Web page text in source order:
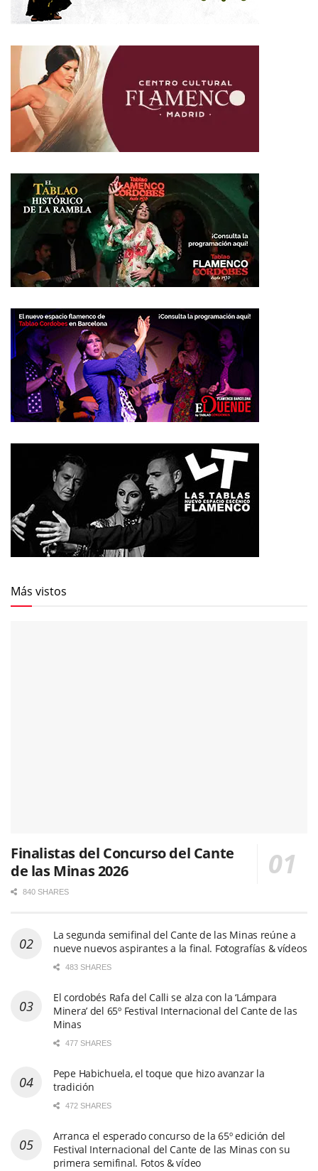
Más vistos
Finalistas del Concurso del Cante
de las Minas 2026
840 SHARES
La segunda semifinal del Cante de las Minas reúne a
nueve nuevos aspirantes a la final. Fotografías & vídeos
483 SHARES
El cordobés Rafa del Calli se alza con la ‘Lámpara
Minera’ del 65º Festival Internacional del Cante de las
Minas
477 SHARES
Pepe Habichuela, el toque que hizo avanzar la
tradición
472 SHARES
Arranca el esperado concurso de la 65º edición del
Festival Internacional del Cante de las Minas con su
primera semifinal. Fotos & vídeo